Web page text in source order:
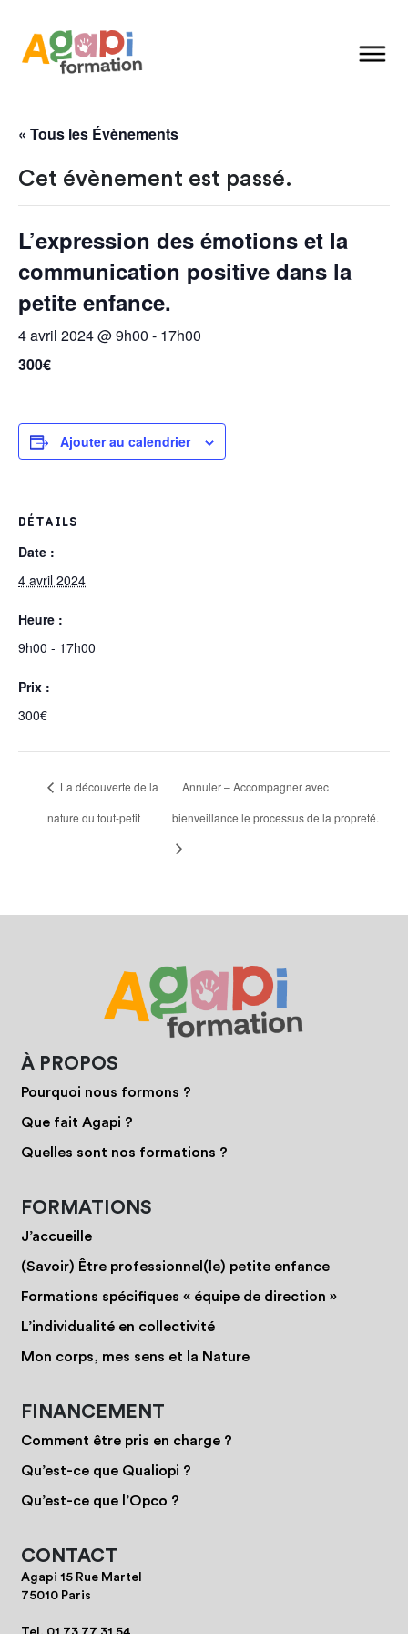
« Tous les Évènements
Cet évènement est passé.
L’expression des émotions et la
communication positive dans la
petite enfance.
4 avril 2024 @ 9h00 - 17h00
300€
Ajouter au calendrier
DÉTAILS
Date :
4 avril 2024
Heure :
9h00 - 17h00
Prix :
300€
La découverte de la
nature du tout-petit
Annuler – Accompagner avec
bienveillance le processus de la propreté.
À PROPOS
Pourquoi nous formons ?
Que fait Agapi ?
Quelles sont nos formations ?
FORMATIONS
J’accueille
(Savoir) Être professionnel(le) petite enfance
Formations spécifiques « équipe de direction »
L’individualité en collectivité
Mon corps, mes sens et la Nature
FINANCEMENT
Comment être pris en charge ?
Qu’est-ce que Qualiopi ?
Qu’est-ce que l’Opco ?
CONTACT
Agapi 15 Rue Martel
75010 Paris